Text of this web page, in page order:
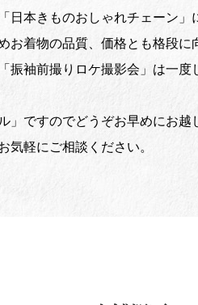
本きものおしゃれチェーン」
着物の品質、価格とも格段
振袖前撮りロケ撮影会」は一
」ですのでどうぞお早めにお
気軽にご相談ください。